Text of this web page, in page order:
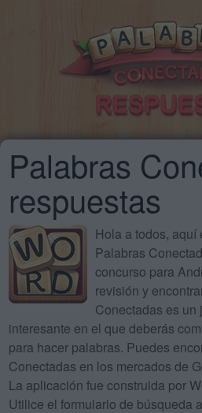
Palabras
respuestas
Hola a todos, aquí
Palabras
concurso para
revisión y
Conectadas es un
interesante en el que deberás
para hacer palabras. Puedes
Conectadas en los mercados de
La aplicación fue construida por
Utilice el formulario de búsqueda